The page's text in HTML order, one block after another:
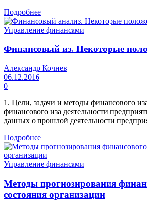
Подробнее
Управление финансами
Финансовый из. Некоторые
Александр Кочнев
06.12.2016
0
1. Цели, задачи и методы финансового
финансового иза деятельности
данных о прошлой деятельности
Подробнее
Управление финансами
Методы прогнозирования
состояния организации